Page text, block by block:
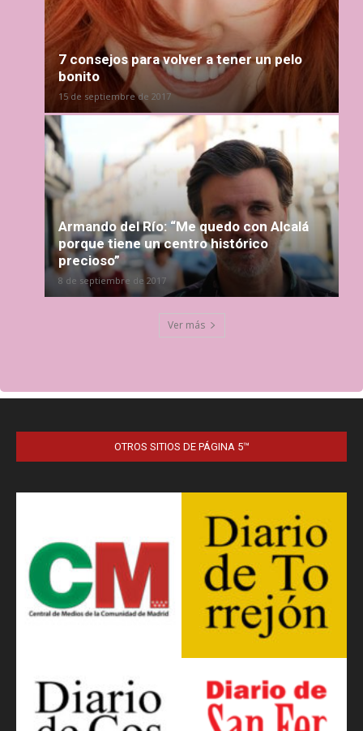
7 consejos para volver a tener un pelo
bonito
15 de septiembre de 2017
Armando del Río: “Me quedo con Alcalá
porque tiene un centro histórico
precioso”
8 de septiembre de 2017
Ver más
OTROS SITIOS DE PÁGINA 5™